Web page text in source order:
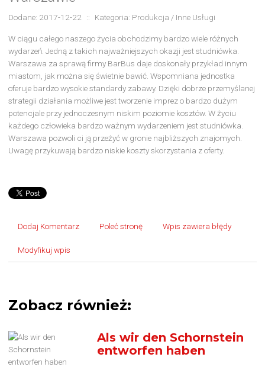
Dodane: 2017-12-22 :: Kategoria: Produkcja / Inne Usługi
W ciągu całego naszego życia obchodzimy bardzo wiele różnych
wydarzeń. Jedną z takich najważniejszych okazji jest studniówka.
Warszawa za sprawą firmy BarBus daje doskonały przykład innym
miastom, jak można się świetnie bawić. Wspomniana jednostka
oferuje bardzo wysokie standardy zabawy. Dzięki dobrze przemyślanej
strategii działania możliwe jest tworzenie imprez o bardzo dużym
potencjale przy jednoczesnym niskim poziomie kosztów. W życiu
każdego człowieka bardzo ważnym wydarzeniem jest studniówka.
Warszawa pozwoli ci ją przeżyć w gronie najbliższych znajomych.
Uwagę przykuwają bardzo niskie koszty skorzystania z oferty.
Dodaj Komentarz Poleć stronę Wpis zawiera błędy
Modyfikuj wpis
Zobacz również:
Als wir den Schornstein
entworfen haben